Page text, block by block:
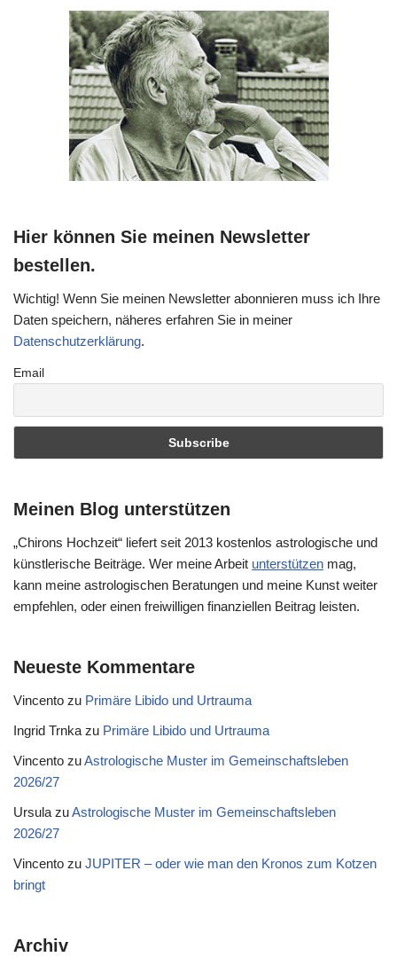
Hier können Sie meinen Newsletter
bestellen.
Wichtig! Wenn Sie meinen Newsletter abonnieren muss ich Ihre
Daten speichern, näheres erfahren Sie in meiner
Datenschutzerklärung.
Email
Meinen Blog unterstützen
„Chirons Hochzeit“ liefert seit 2013 kostenlos astrologische und
künstlerische Beiträge. Wer meine Arbeit unterstützen mag,
kann meine astrologischen Beratungen und meine Kunst weiter
empfehlen, oder einen freiwilligen finanziellen Beitrag leisten.
Neueste Kommentare
Vincento zu Primäre Libido und Urtrauma
Ingrid Trnka zu Primäre Libido und Urtrauma
Vincento zuAstrologische Muster im Gemeinschaftsleben
2026/27
Ursula zuAstrologische Muster im Gemeinschaftsleben
2026/27
Vincento zu JUPITER – oder wie man den Kronos zum Kotzen
bringt
Archiv